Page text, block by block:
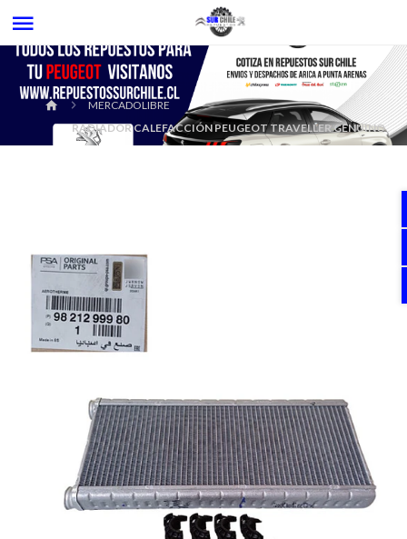
MERCADOLIBRE
RADIADOR CALEFACCIÓN PEUGEOT TRAVELLER GENUINO